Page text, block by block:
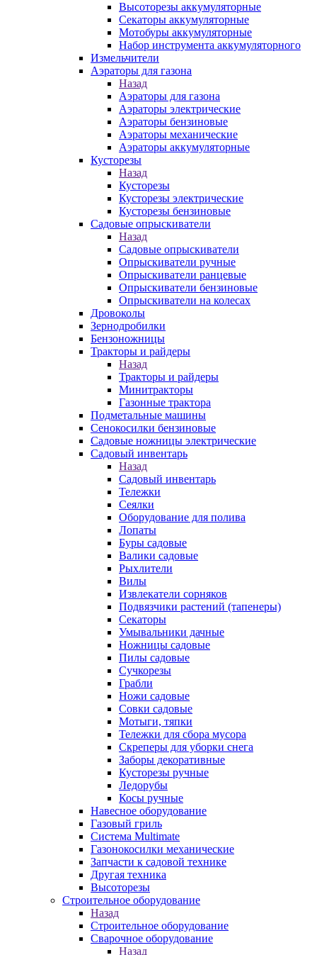
Высоторезы аккумуляторные
Секаторы аккумуляторные
Мотобуры аккумуляторные
Набор инструмента аккумуляторного
Измельчители
Аэраторы для газона
Назад
Аэраторы для газона
Аэраторы электрические
Аэраторы бензиновые
Аэраторы механические
Аэраторы аккумуляторные
Кусторезы
Назад
Кусторезы
Кусторезы электрические
Кусторезы бензиновые
Садовые опрыскиватели
Назад
Садовые опрыскиватели
Опрыскиватели ручные
Опрыскиватели ранцевые
Опрыскиватели бензиновые
Опрыскиватели на колесах
Дровоколы
Зернодробилки
Бензоножницы
Тракторы и райдеры
Назад
Тракторы и райдеры
Минитракторы
Газонные трактора
Подметальные машины
Сенокосилки бензиновые
Садовые ножницы электрические
Садовый инвентарь
Назад
Садовый инвентарь
Тележки
Сеялки
Оборудование для полива
Лопаты
Буры садовые
Валики садовые
Рыхлители
Вилы
Извлекатели сорняков
Подвязчики растений (тапенеры)
Секаторы
Умывальники дачные
Ножницы садовые
Пилы садовые
Сучкорезы
Грабли
Ножи садовые
Совки садовые
Мотыги, тяпки
Тележки для сбора мусора
Скреперы для уборки снега
Заборы декоративные
Кусторезы ручные
Ледорубы
Косы ручные
Навесное оборудование
Газовый гриль
Система Multimate
Газонокосилки механические
Запчасти к садовой технике
Другая техника
Высоторезы
Строительное оборудование
Назад
Строительное оборудование
Сварочное оборудование
Назад